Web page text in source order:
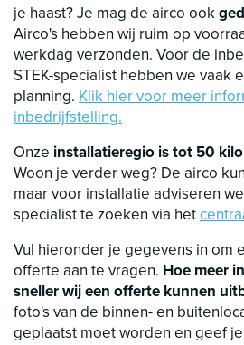
je haast? Je mag de airco ook
Airco's hebben wij ruim op
werkdag verzonden. Voor de
STEK-specialist hebben we vaak
planning. Klik hier voor meer
inbedrijfstelling.
Onze installatieregio is tot 50
Woon je verder weg? De airco
maar voor installatie adviseren
specialist te zoeken via het
Vul hieronder je gegevens in om
offerte aan te vragen. Hoe meer
sneller wij een offerte kunnen
foto's van de binnen- en
geplaatst moet worden en geef